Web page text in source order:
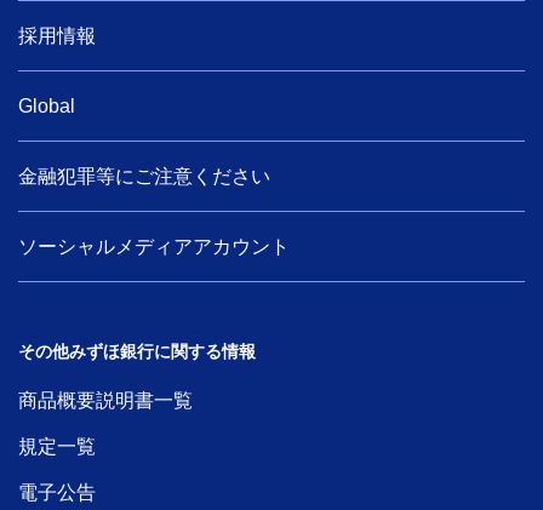
採用情報
Global
金融犯罪等にご注意ください
ソーシャルメディアアカウント
その他みずほ銀行に関する情報
商品概要説明書一覧
規定一覧
電子公告